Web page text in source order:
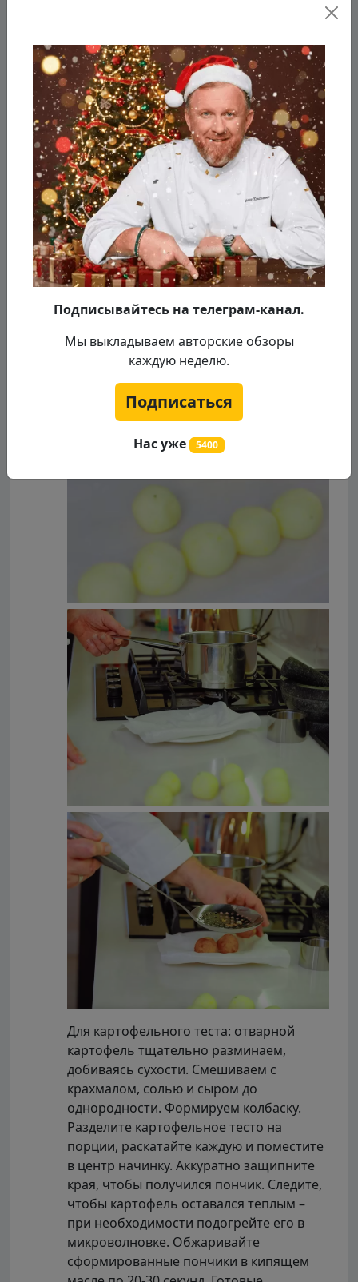
Для картофельного теста: отварной
картофель тщательно разминаем,
добиваясь сухости. Смешиваем с
крахмалом, солью и сыром до
однородности. Формируем колбаску.
Разделите картофельное тесто на
порции, раскатайте каждую и поместите
в центр начинку. Аккуратно защипните
края, чтобы получился пончик. Следите,
чтобы картофель оставался теплым –
при необходимости подогрейте его в
микроволновке. Обжаривайте
сформированные пончики в кипящем
Подписывайтесь на телеграм-канал.
Мы выкладываем авторские обзоры
каждую неделю.
Подписаться
Нас уже 5400